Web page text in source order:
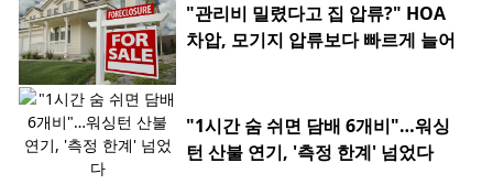
"관리비 밀렸다고 집 압류?" HOA
차압, 모기지 압류보다 빠르게 늘어
"1시간 숨 쉬면 담배 6개비"…워싱
턴 산불 연기, '측정 한계' 넘었다